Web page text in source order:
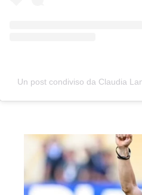
Un post condiviso da Claudia